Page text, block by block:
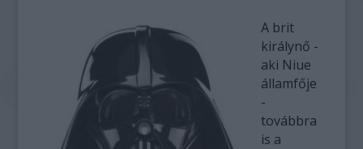
A brit
királynő -
aki Niue
államfője
-
továbbra
is a